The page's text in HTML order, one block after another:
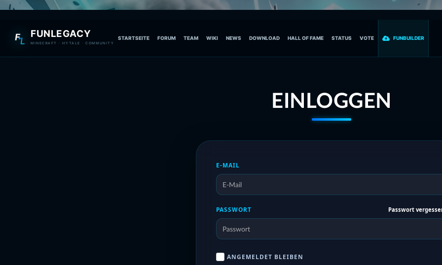
FL
FUNLEGACY
MINECRAFT · HYTALE · COMMUNITY
STARTSEITE FORUM TEAM WIKI NEWS DOWNLOAD HALL OF FAME STATUS VOTE FUNBUILDER
EINLOGGEN
E-MAIL
PASSWORT Passwort
ANGEMELDET BLEIBEN